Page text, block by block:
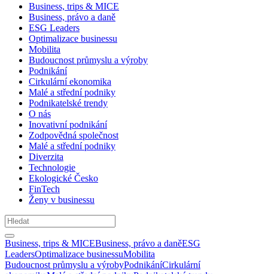
Business, trips & MICE
Business, právo a daně
ESG Leaders
Optimalizace businessu
Mobilita
Budoucnost průmyslu a výroby
Podnikání
Cirkulární ekonomika
Malé a střední podniky
Podnikatelské trendy
O nás
Inovativní podnikání
Zodpovědná společnost
Malé a střední podniky
Diverzita
Technologie
Ekologické Česko
FinTech
Ženy v businessu
Business, trips & MICEBusiness, právo a daněESG
LeadersOptimalizace businessuMobilita
Budoucnost průmyslu a výrobyPodnikáníCirkulární